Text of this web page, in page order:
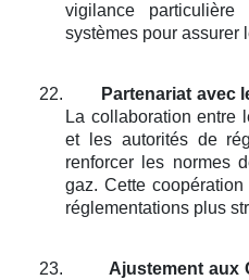
vigilance
systèmes pour assurer
22. Partenariat avec
La collaboration entre
et les autorités de
renforcer les normes
gaz. Cette
réglementations plus
23. Ajustement aux